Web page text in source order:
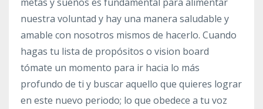
nuestra voluntad y hay una manera saludable y
amable con nosotros mismos de hacerlo. Cuando
hagas tu lista de propósitos o vision board
tómate un momento para ir hacia lo más
profundo de ti y buscar aquello que quieres lograr
en este nuevo periodo; lo que obedece a tu voz